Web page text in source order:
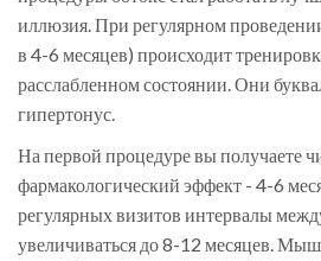
иллюзия. При регулярном
в 4-6 месяцев) происходит
расслабленном состоянии. Они
гипертонус.
На первой процедуре вы получаете
фармакологический эффект - 4-6
регулярных визитов интервалы
увеличиваться до 8-12 месяцев.